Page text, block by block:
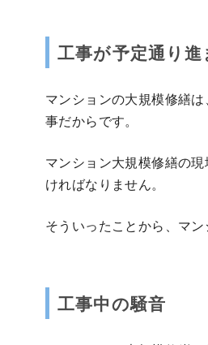
工事が予定通り進
マンションの大規模修繕
事だからです。
マンション大規模修繕の
ければなりません。
そういったことから、マ
工事中の騒音